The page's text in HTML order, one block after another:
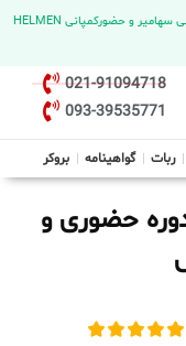
🔔 اطلاعیه : برگزاری سمینار بین المللی بازارهای مالی با میزبانی سهامیر و حضورکمپانی HELMEN
021-91094718
093-39535771
ربات گواهینامه بروکر
حضوری و